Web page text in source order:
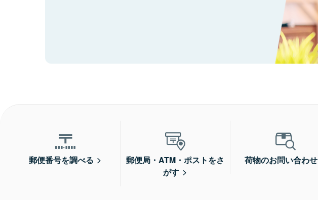
郵便番号を調べる
郵便局・ATM・ポストをさ
がす
荷物のお問い合わせ